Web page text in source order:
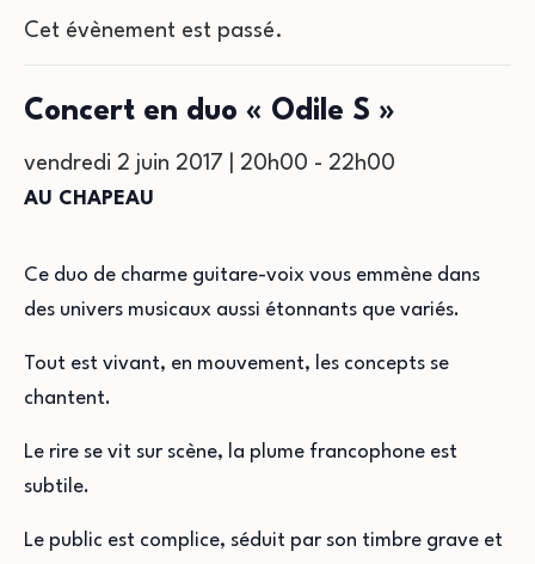
Cet évènement est passé.
Concert en duo « Odile S »
vendredi 2 juin 2017 | 20h00 - 22h00
AU CHAPEAU
Ce duo de charme guitare-voix vous emmène dans
des univers musicaux aussi étonnants que variés.
Tout est vivant, en mouvement, les concepts se
chantent.
Le rire se vit sur scène, la plume francophone est
subtile.
Le public est complice, séduit par son timbre grave et